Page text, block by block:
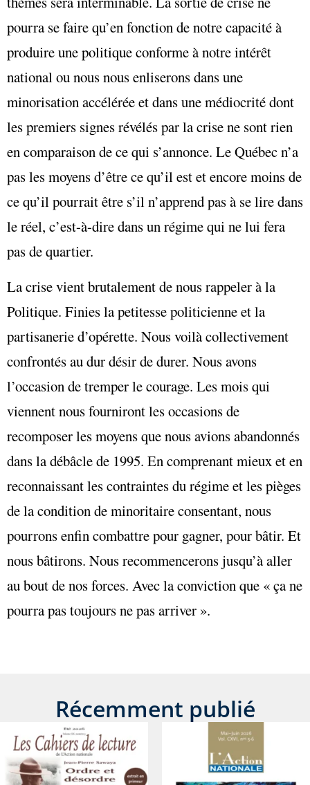
pourra se faire qu’en fonction de notre capacité à
produire une politique conforme à notre intérêt
national ou nous nous enliserons dans une
minorisation accélérée et dans une médiocrité dont
les premiers signes révélés par la crise ne sont rien
en comparaison de ce qui s’annonce. Le Québec n’a
pas les moyens d’être ce qu’il est et encore moins de
ce qu’il pourrait être s’il n’apprend pas à se lire dans
le réel, c’est-à-dire dans un régime qui ne lui fera
pas de quartier.
La crise vient brutalement de nous rappeler à la
Politique. Finies la petitesse politicienne et la
partisanerie d’opérette. Nous voilà collectivement
confrontés au dur désir de durer. Nous avons
l’occasion de tremper le courage. Les mois qui
viennent nous fourniront les occasions de
recomposer les moyens que nous avions abandonnés
dans la débâcle de 1995. En comprenant mieux et en
reconnaissant les contraintes du régime et les pièges
de la condition de minoritaire consentant, nous
pourrons enfin combattre pour gagner, pour bâtir. Et
nous bâtirons. Nous recommencerons jusqu’à aller
au bout de nos forces. Avec la conviction que « ça ne
pourra pas toujours ne pas arriver ».
Récemment publié